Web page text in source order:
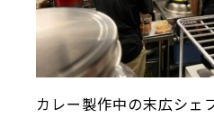
カレー製作中の末広シェ